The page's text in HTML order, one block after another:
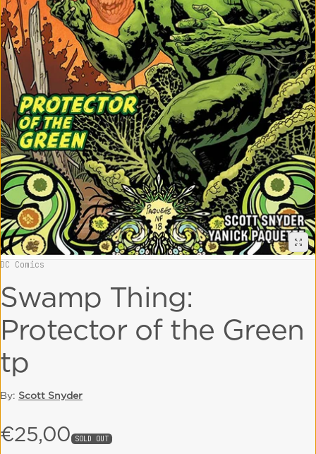
Vendor:
DC Comics
Swamp Thing:
Protector of the Green
tp
By: Scott Snyder
Regular price
€25,00 SOLD OUT